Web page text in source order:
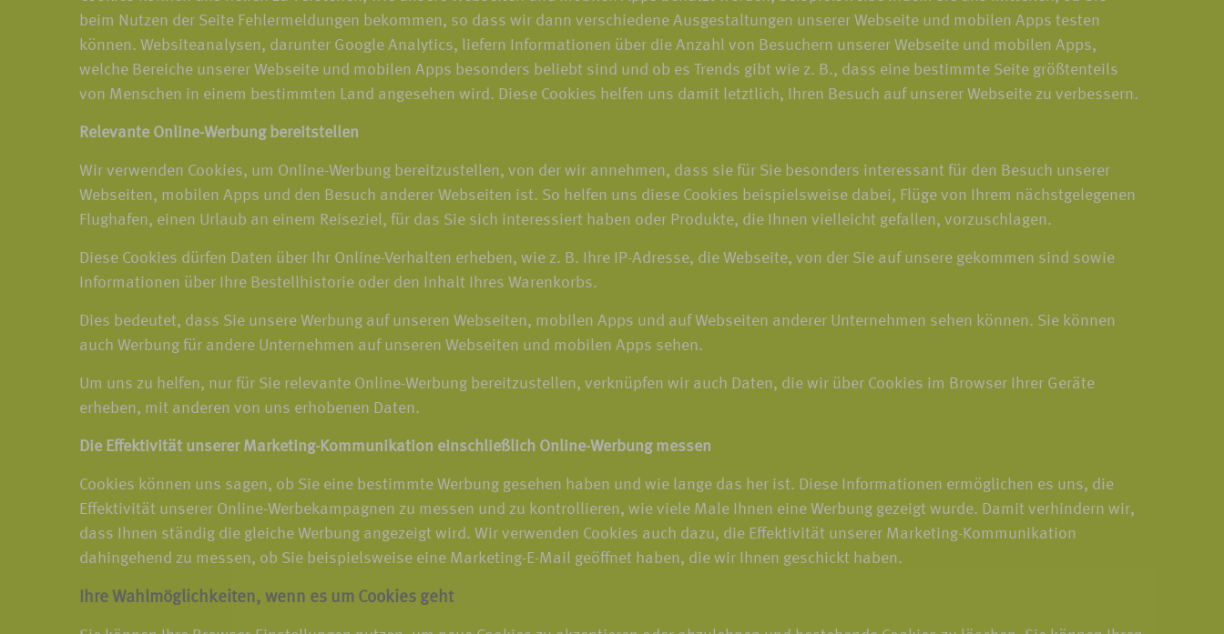
beim Nutzen der Seite Fehlermeldungen bekommen, so dass wir dann verschiedene Ausgestaltungen unserer Webseite und mobilen Apps testen
können. Websiteanalysen, darunter Google Analytics, liefern Informationen über die Anzahl von Besuchern unserer Webseite und mobilen Apps,
welche Bereiche unserer Webseite und mobilen Apps besonders beliebt sind und ob es Trends gibt wie z. B., dass eine bestimmte Seite größtenteils
von Menschen in einem bestimmten Land angesehen wird. Diese Cookies helfen uns damit letztlich, Ihren Besuch auf unserer Webseite zu verbessern.
Relevante Online-Werbung bereitstellen
Wir verwenden Cookies, um Online-Werbung bereitzustellen, von der wir annehmen, dass sie für Sie besonders interessant für den Besuch unserer
Webseiten, mobilen Apps und den Besuch anderer Webseiten ist. So helfen uns diese Cookies beispielsweise dabei, Flüge von Ihrem nächstgelegenen
Flughafen, einen Urlaub an einem Reiseziel, für das Sie sich interessiert haben oder Produkte, die Ihnen vielleicht gefallen, vorzuschlagen.
Diese Cookies dürfen Daten über Ihr Online-Verhalten erheben, wie z. B. Ihre IP-Adresse, die Webseite, von der Sie auf unsere gekommen sind sowie
Informationen über Ihre Bestellhistorie oder den Inhalt Ihres Warenkorbs.
Dies bedeutet, dass Sie unsere Werbung auf unseren Webseiten, mobilen Apps und auf Webseiten anderer Unternehmen sehen können. Sie können
auch Werbung für andere Unternehmen auf unseren Webseiten und mobilen Apps sehen.
Um uns zu helfen, nur für Sie relevante Online-Werbung bereitzustellen, verknüpfen wir auch Daten, die wir über Cookies im Browser Ihrer Geräte
erheben, mit anderen von uns erhobenen Daten.
Die Effektivität unserer Marketing-Kommunikation einschließlich Online-Werbung messen
Cookies können uns sagen, ob Sie eine bestimmte Werbung gesehen haben und wie lange das her ist. Diese Informationen ermöglichen es uns, die
Effektivität unserer Online-Werbekampagnen zu messen und zu kontrollieren, wie viele Male Ihnen eine Werbung gezeigt wurde. Damit verhindern wir,
dass Ihnen ständig die gleiche Werbung angezeigt wird. Wir verwenden Cookies auch dazu, die Effektivität unserer Marketing-Kommunikation
dahingehend zu messen, ob Sie beispielsweise eine Marketing-E-Mail geöffnet haben, die wir Ihnen geschickt haben.
Ihre Wahlmöglichkeiten, wenn es um Cookies geht